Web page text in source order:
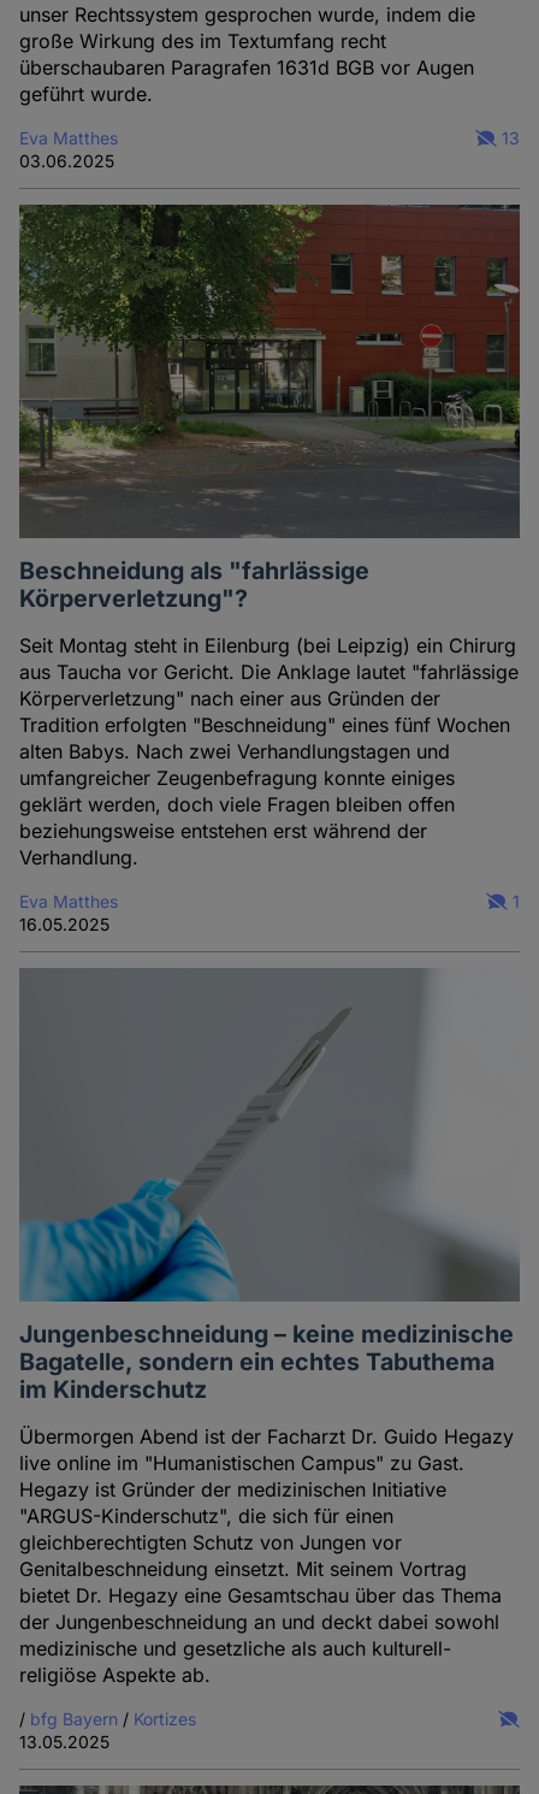
unser Rechtssystem gesprochen wurde, indem die
große Wirkung des im Textumfang recht
überschaubaren Paragrafen 1631d BGB vor Augen
geführt wurde.
Eva Matthes
03.06.2025
13
Beschneidung als "fahrlässige
Körperverletzung"?
Seit Montag steht in Eilenburg (bei Leipzig) ein Chirurg
aus Taucha vor Gericht. Die Anklage lautet "fahrlässige
Körperverletzung" nach einer aus Gründen der
Tradition erfolgten "Beschneidung" eines fünf Wochen
alten Babys. Nach zwei Verhandlungstagen und
umfangreicher Zeugenbefragung konnte einiges
geklärt werden, doch viele Fragen bleiben offen
beziehungsweise entstehen erst während der
Verhandlung.
Eva Matthes
16.05.2025
1
Jungenbeschneidung – keine medizinische
Bagatelle, sondern ein echtes Tabuthema
im Kinderschutz
Übermorgen Abend ist der Facharzt Dr. Guido Hegazy
live online im "Humanistischen Campus" zu Gast.
Hegazy ist Gründer der medizinischen Initiative
"ARGUS-Kinderschutz", die sich für einen
gleichberechtigten Schutz von Jungen vor
Genitalbeschneidung einsetzt. Mit seinem Vortrag
bietet Dr. Hegazy eine Gesamtschau über das Thema
der Jungenbeschneidung an und deckt dabei sowohl
medizinische und gesetzliche als auch kulturell-
religiöse Aspekte ab.
/ bfg Bayern / Kortizes
13.05.2025